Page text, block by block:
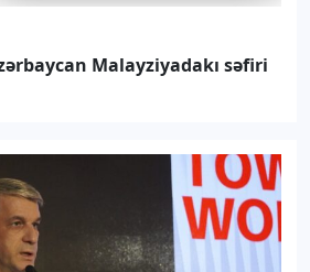
Malayziyadakı səfiri